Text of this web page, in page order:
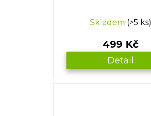
Skladem (>5 ks)
499 Kč
Detail